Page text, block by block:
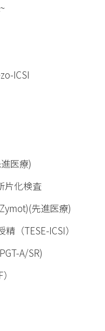
ICSI
医療)
片化検査
先進医療)
（TESE-ICSI）
A/SR)